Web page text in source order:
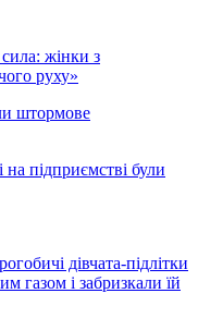
жінки з
руху»
штормове
підприємстві були
дівчата-підлітки
газом і забризкали їй